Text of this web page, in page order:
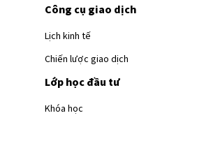
Công cụ giao dịch
Lịch kinh tế
Chiến lược giao dịch
Lớp học đầu tư
Khóa học